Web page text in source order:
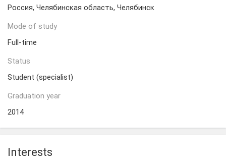
Россия, Челябинская область, Челябинск
Mode of study
Full-time
Status
Student (specialist)
Graduation year
2014
Interests